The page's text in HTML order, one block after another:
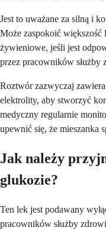
Jest to uważane za silną i
Może zaspokoić większość
żywieniowe, jeśli jest
przez pracowników służby
Roztwór zazwyczaj
elektrolity, aby stworzyć
medyczny regularnie
upewnić się, że mieszanka
Jak należy
glukozie?
Ten lek jest podawany
pracowników służby